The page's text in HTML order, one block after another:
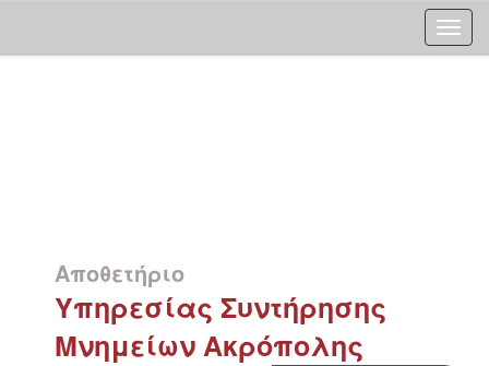
Αποθετήριο
Υπηρεσίας Συντήρησης
Μνημείων Ακρόπολης